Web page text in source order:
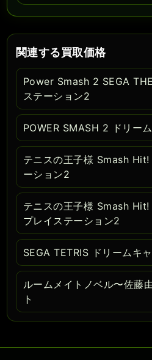
関連する買取価格
Power Smash 2 SEGA
ステーション2
POWER SMASH 2 ドリー
テニスの王子様 Smash
ーション2
テニスの王子様 Smash
プレイステーション2
SEGA TETRIS ドリームキ
ルームメイトノベル〜佐藤
ト